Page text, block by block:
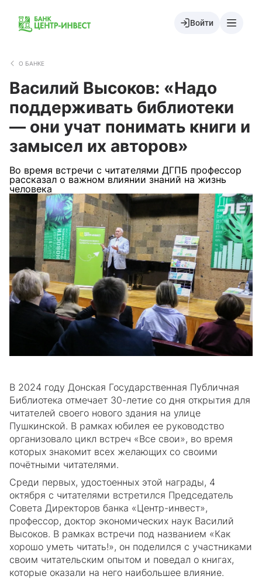
Войти
О БАНКЕ
Василий Высоков: «Надо
поддерживать библиотеки
— они учат понимать книги и
замысел их авторов»
Во время встречи с читателями ДГПБ профессор
рассказал о важном влиянии знаний на жизнь
человека
В 2024 году Донская Государственная Публичная
Библиотека отмечает 30-летие со дня открытия для
читателей своего нового здания на улице
Пушкинской. В рамках юбилея ее руководство
организовало цикл встреч «Все свои», во время
которых знакомит всех желающих со своими
почётными читателями.
Среди первых, удостоенных этой награды, 4
октября с читателями встретился Председатель
Совета Директоров банка «Центр-инвест»,
профессор, доктор экономических наук Василий
Высоков. В рамках встречи под названием «Как
хорошо уметь читать!», он поделился с участниками
своим читательским опытом и поведал о книгах,
которые оказали на него наибольшее влияние.